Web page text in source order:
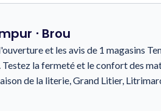
⋅ Brou
et les avis de 1 magasins
la fermeté et le confort des
de la literie, Grand Litier,